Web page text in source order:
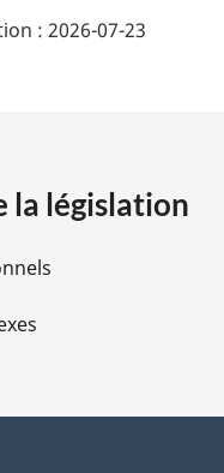
: 2026-07-23
la législation